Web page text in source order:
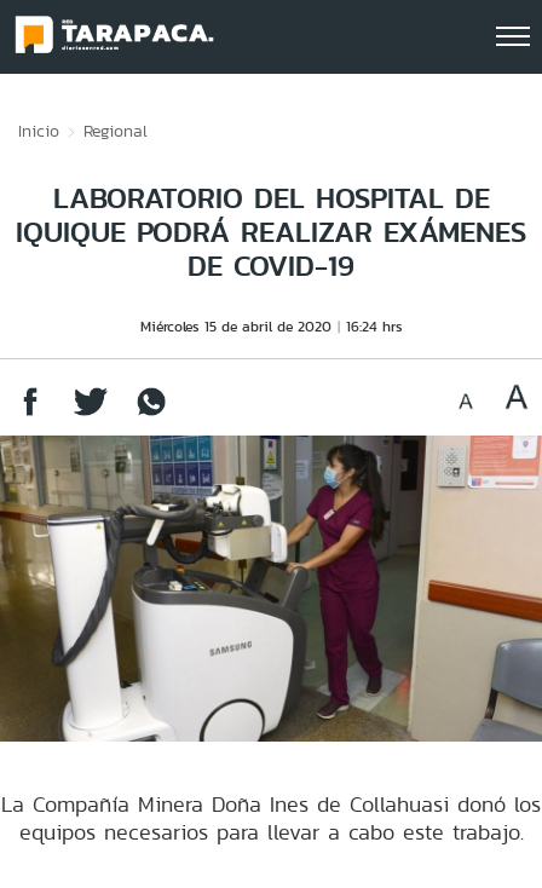
Inicio Regional
LABORATORIO DEL HOSPITAL DE
IQUIQUE PODRÁ REALIZAR EXÁMENES
DE COVID-19
Miércoles 15 de abril de 2020 16:24 hrs
La Compañía Minera Doña Ines de Collahuasi donó los
equipos necesarios para llevar a cabo este trabajo.